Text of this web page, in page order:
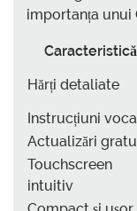
importanța unui
Caracteristică
Hărți detaliate
Instrucțiuni
Actualizări
Touchscreen
intuitiv